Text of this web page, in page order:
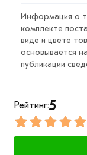
менеджеры
согласования
Данний товар
обязательно).
Информация о
комплекте
виде и цвете
основывается
публикации
Рейтинг:5